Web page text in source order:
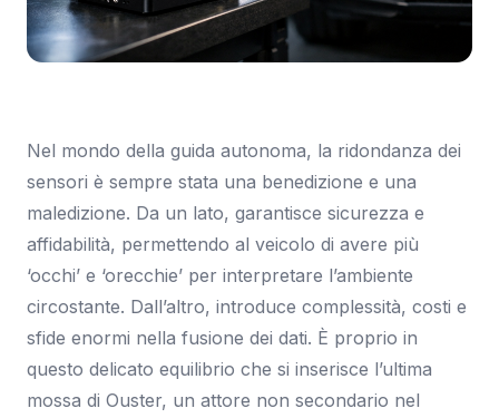
Nel mondo della guida autonoma, la ridondanza dei
sensori è sempre stata una benedizione e una
maledizione. Da un lato, garantisce sicurezza e
affidabilità, permettendo al veicolo di avere più
‘occhi’ e ‘orecchie’ per interpretare l’ambiente
circostante. Dall’altro, introduce complessità, costi e
sfide enormi nella fusione dei dati. È proprio in
questo delicato equilibrio che si inserisce l’ultima
mossa di Ouster, un attore non secondario nel